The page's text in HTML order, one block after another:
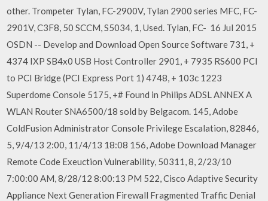
other. Trompeter Tylan, FC-2900V, Tylan 2900 series MFC, FC-
2901V, C3F8, 50 SCCM, S5034, 1, Used. Tylan, FC- 16 Jul 2015
OSDN -- Develop and Download Open Source Software 731, +
4374 IXP SB4x0 USB Host Controller 2901, + 7935 RS600 PCI
to PCI Bridge (PCI Express Port 1) 4748, + 103c 1223
Superdome Console 5175, +# Found in Philips ADSL ANNEX A
WLAN Router SNA6500/18 sold by Belgacom. 145, Adobe
ColdFusion Administrator Console Privilege Escalation, 82846,
5, 9/4/13 2:00, 11/4/13 18:08 156, Adobe Download Manager
Remote Code Exeuction Vulnerability, 50311, 8, 2/23/10
7:00:00 AM, 8/28/12 8:00:13 PM 522, Cisco Adaptive Security
Appliance Next Generation Firewall Fragmented Traffic Denial